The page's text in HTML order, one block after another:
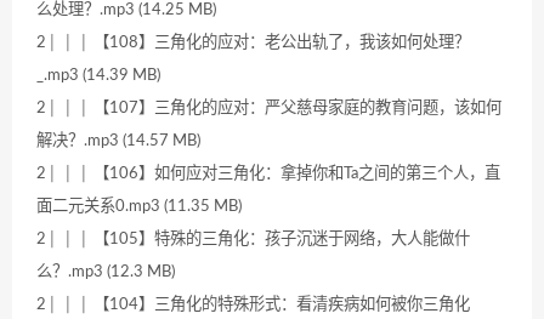
么处理？.mp3 (14.25 MB)
2│ │ │ 【108】三角化的应对：老公出轨了，我该如何处理？
_.mp3 (14.39 MB)
2│ │ │ 【107】三角化的应对：严父慈母家庭的教育问题，该如何
解决？.mp3 (14.57 MB)
2│ │ │ 【106】如何应对三角化：拿掉你和Ta之间的第三个人，直
面二元关系0.mp3 (11.35 MB)
2│ │ │ 【105】特殊的三角化：孩子沉迷于网络，大人能做什
么？.mp3 (12.3 MB)
2│ │ │ 【104】三角化的特殊形式：看清疾病如何被你三角化